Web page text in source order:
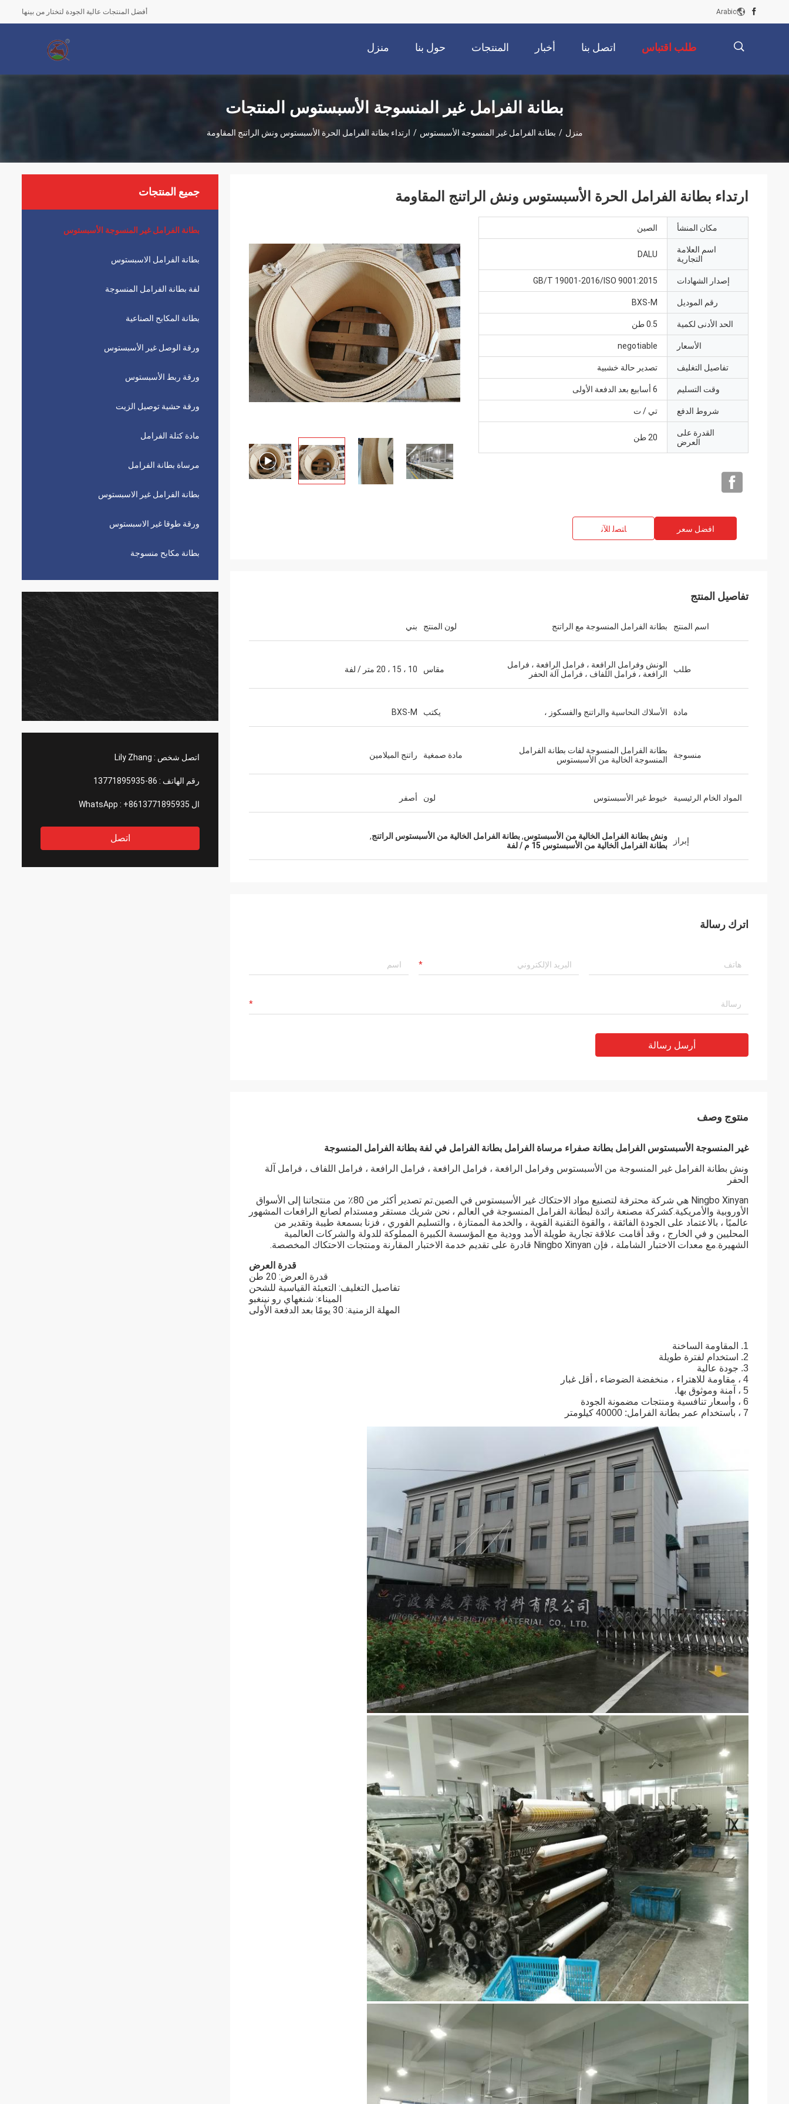
أفضل المنتجات عالية الجودة لتختار من بينها Arabic
منزل حول بنا المنتجات أخبار اتصل بنا طلب اقتباس
بطانة الفرامل غير المنسوجة الأسبستوس المنتجات
منزل / بطانة الفرامل غير المنسوجة الأسبستوس / ارتداء بطانة الفرامل الحرة الأسبستوس ونش الراتنج المقاومة
جميع المنتجات
بطانة الفرامل غير المنسوجة الأسبستوس
بطانة الفرامل الاسبستوس
لفة بطانة الفرامل المنسوجة
بطانة المكابح الصناعية
ورقة الوصل غير الأسبستوس
ورقة ربط الأسبستوس
ورقة حشية توصيل الزيت
مادة كتلة الفرامل
مرساة بطانة الفرامل
بطانة الفرامل غير الاسبستوس
ورقة طوقا غير الاسبستوس
بطانة مكابح منسوجة
اتصل شخص : Lily Zhang
رقم الهاتف : 86-13771895935
ال WhatsApp : +8613771895935
اتصل
ارتداء بطانة الفرامل الحرة الأسبستوس ونش الراتنج المقاومة
مكان المنشأ الصين
اسم العلامة
التجارية
DALU
إصدار الشهادات GB/T 19001-2016/ISO 9001:2015
رقم الموديل BXS-M
الحد الأدنى لكمية 0.5 طن
الأسعار negotiable
تفاصيل التغليف تصدير حالة خشبية
وقت التسليم 6 أسابيع بعد الدفعة الأولى
شروط الدفع تي / ت
القدرة على
العرض
20 طن
افضل سعر ﺎﺘﺼﻟ ﺍﻶﻧ
تفاصيل المنتج
اسم المنتج بطانة الفرامل المنسوجة مع الراتنج لون المنتج بني
طلب
الونش وفرامل الرافعة ، فرامل الرافعة ، فرامل
الرافعة ، فرامل اللفاف ، فرامل آلة الحفر
مقاس 10 ، 15 ، 20 متر / لفة
مادة الأسلاك النحاسية والراتنج والفسكوز ، يكتب BXS-M
منسوجة
بطانة الفرامل المنسوجة لفات بطانة الفرامل
المنسوجة الخالية من الأسبستوس
مادة صمغية راتنج الميلامين
المواد الخام الرئيسية خيوط غير الأسبستوس لون أصفر
إبراز ونش بطانة الفرامل الخالية من الأسبستوس,بطانة الفرامل الخالية من الأسبستوس الراتنج,
بطانة الفرامل الخالية من الأسبستوس 15 م / لفة
اترك رسالة
أرسل رسالة
منتوج وصف
غير المنسوجة الأسبستوس الفرامل بطانة صفراء مرساة الفرامل بطانة الفرامل في لفة بطانة الفرامل المنسوجة
ونش بطانة الفرامل غير المنسوجة من الأسبستوس وفرامل الرافعة ، فرامل الرافعة ، فرامل الرافعة ، فرامل اللفاف ، فرامل آلة
الحفر
Ningbo Xinyan هي شركة محترفة لتصنيع مواد الاحتكاك غير الأسبستوس في الصين.تم تصدير أكثر من 80٪ من منتجاتنا إلى الأسواق
الأوروبية والأمريكية.كشركة مصنعة رائدة لبطانة الفرامل المنسوجة في العالم ، نحن شريك مستقر ومستدام لصانع الرافعات المشهور
عالميًا ، بالاعتماد على الجودة الفائقة ، والقوة التقنية القوية ، والخدمة الممتازة ، والتسليم الفوري ، فزنا بسمعة طيبة وتقدير من
المحليين و في الخارج ، وقد أقامت علاقة تجارية طويلة الأمد وودية مع المؤسسة الكبيرة المملوكة للدولة والشركات العالمية
الشهيرة.مع معدات الاختبار الشاملة ، فإن Ningbo Xinyan قادرة على تقديم خدمة الاختبار المقارنة ومنتجات الاحتكاك المخصصة.
قدرة العرض
قدرة العرض: 20 طن
تفاصيل التغليف: التعبئة القياسية للشحن
الميناء: شنغهاي رو نينغبو
المهلة الزمنية: 30 يومًا بعد الدفعة الأولى
1. المقاومة الساخنة
2. استخدام لفترة طويلة
3. جودة عالية
4 ، مقاومة للاهتراء ، منخفضة الضوضاء ، أقل غبار
5 ، آمنة وموثوق بها.
6 ، وأسعار تنافسية ومنتجات مضمونة الجودة
7 ، باستخدام عمر بطانة الفرامل: 40000 كيلومتر